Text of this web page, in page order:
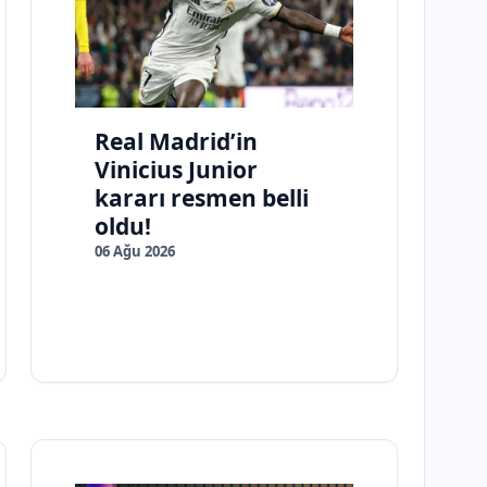
Real Madrid’in
Vinicius Junior
kararı resmen belli
oldu!
06 Ağu 2026